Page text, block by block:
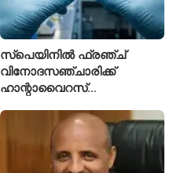
സ്പെയിനിൽ ഫ്രഞ്ച്
വിനോദസഞ്ചാരിക്ക്
ഹാന്റാവൈറസ്
ഐസൊലേഷനിൽ
പ്രവേശിപ്പിച്ചു